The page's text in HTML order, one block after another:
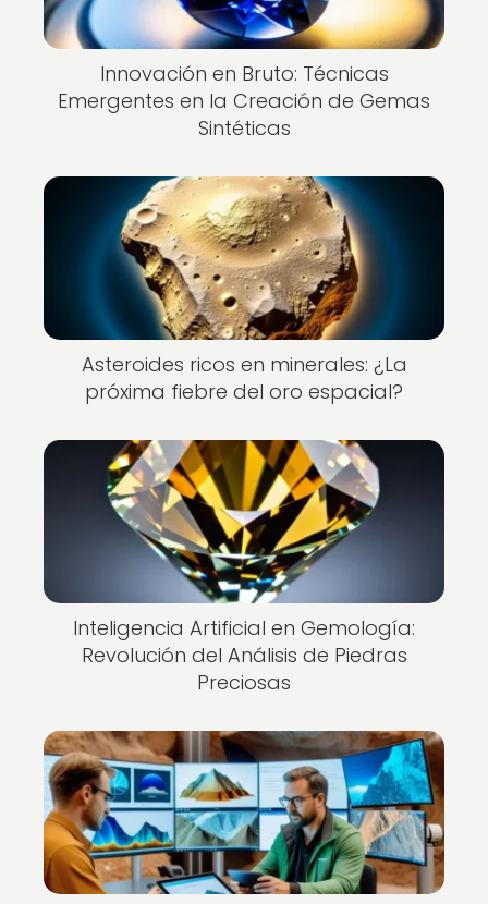
Innovación en Bruto: Técnicas
Emergentes en la Creación de Gemas
Sintéticas
Asteroides ricos en minerales: ¿La
próxima fiebre del oro espacial?
Inteligencia Artificial en Gemología:
Revolución del Análisis de Piedras
Preciosas